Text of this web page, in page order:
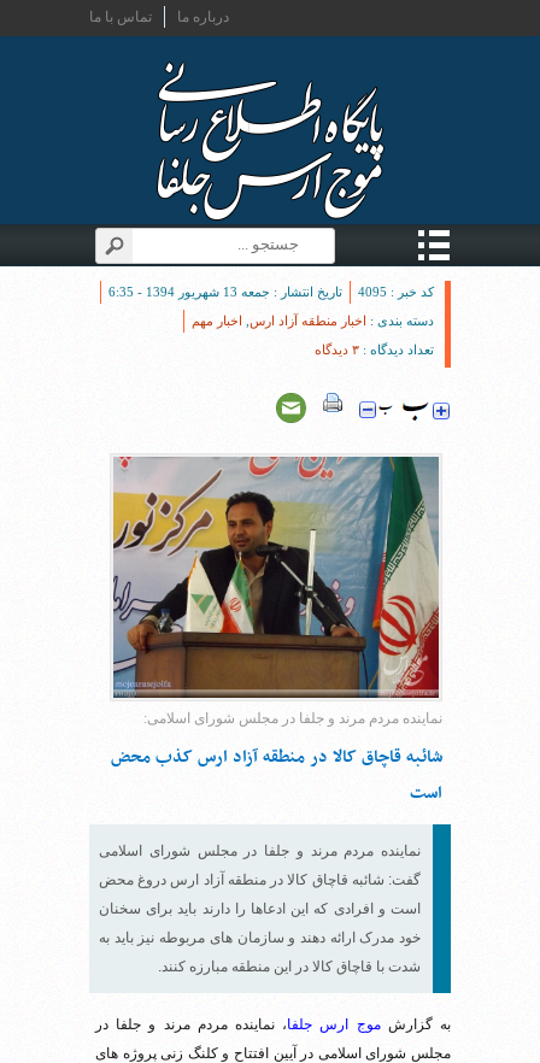
تماس با ما درباره ما
کد خبر : 4095
تاریخ انتشار : جمعه 13 شهریور 1394 - 6:35
دسته بندی : اخبار منطقه آزاد ارس
اخبار مهم
تعداد دیدگاه : ۳ دیدگاه
نماینده مردم مرند و جلفا در مجلس شورای اسلامی:
شائبه قاچاق کالا در منطقه آزاد ارس کذب محض
است
نماینده مردم مرند و جلفا در مجلس شورای اسلامی
گفت: شائبه قاچاق کالا در منطقه آزاد ارس دروغ محض
است و افرادی که این ادعاها را دارند باید برای سخنان
خود مدرک ارائه دهند و سازمان های مربوطه نیز باید به
شدت با قاچاق کالا در این منطقه مبارزه کنند.
به گزارشموج ارس جلفا، نماینده مردم مرند و جلفا در
مجلس شورای اسلامی در آیین افتتاح و کلنگ زنی پروژه های